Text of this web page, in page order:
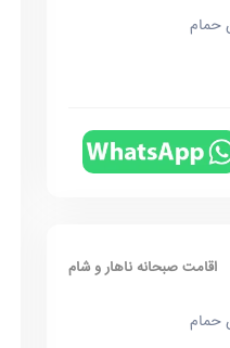
حمام
اقامت صبحانه ناهار و شام
حمام